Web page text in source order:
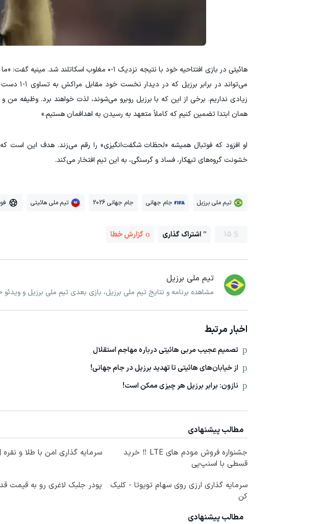
هائیتی در بازی افتتاحیه خود با نتیجه نزدیک ۱-۰
می‌تواند در
زیادی نداریم. برخی از این که با برزیل روبرو می‌شوند، لذت خواهند برد. وظیفه من
همان ابتدا تضمین کنیم که کاملاً متعهد به رسیدن به اهدافمان هستیم.»
او افزود که فوتبال همیشه «لحظات شگفت‌انگیزی» را رقم می‌زند. هدف این
خشونت گروه‌های تبهکار، فساد و گرسنگی، به این تیم افتخار می‌کند.
تیم ملی برزیل جام جهانی جام جهانی 2026 تیم ملی هائیتی
15 اشتراک گذاری گزارش خطا
تیم ملی برزیل
مشاهده برنامه و نتایج تیم ملی برزیل، بازی بعدی تیم ملی برزیل و
اخبار مرتبط
تصمیم عجیب مربی هائیتی درباره مهاجم استقلال
از خیابان‌های هائیتی تا تهدید برزیل در جام جهانی!
نازون: برابر برزیل هر چیزی ممکن است!
مطالب پیشنهادی
جشنواره فروش مودم های LTE ‼️ خرید
قسطی با اسنپ‌پی
سرمایه گذاری امن با طلا و
سرمایه گذاری ارزی روی سهام تویوتا - کلیک
کن
پودر جلبک لاغری رو به قیمت
مطالب پیشنهادی